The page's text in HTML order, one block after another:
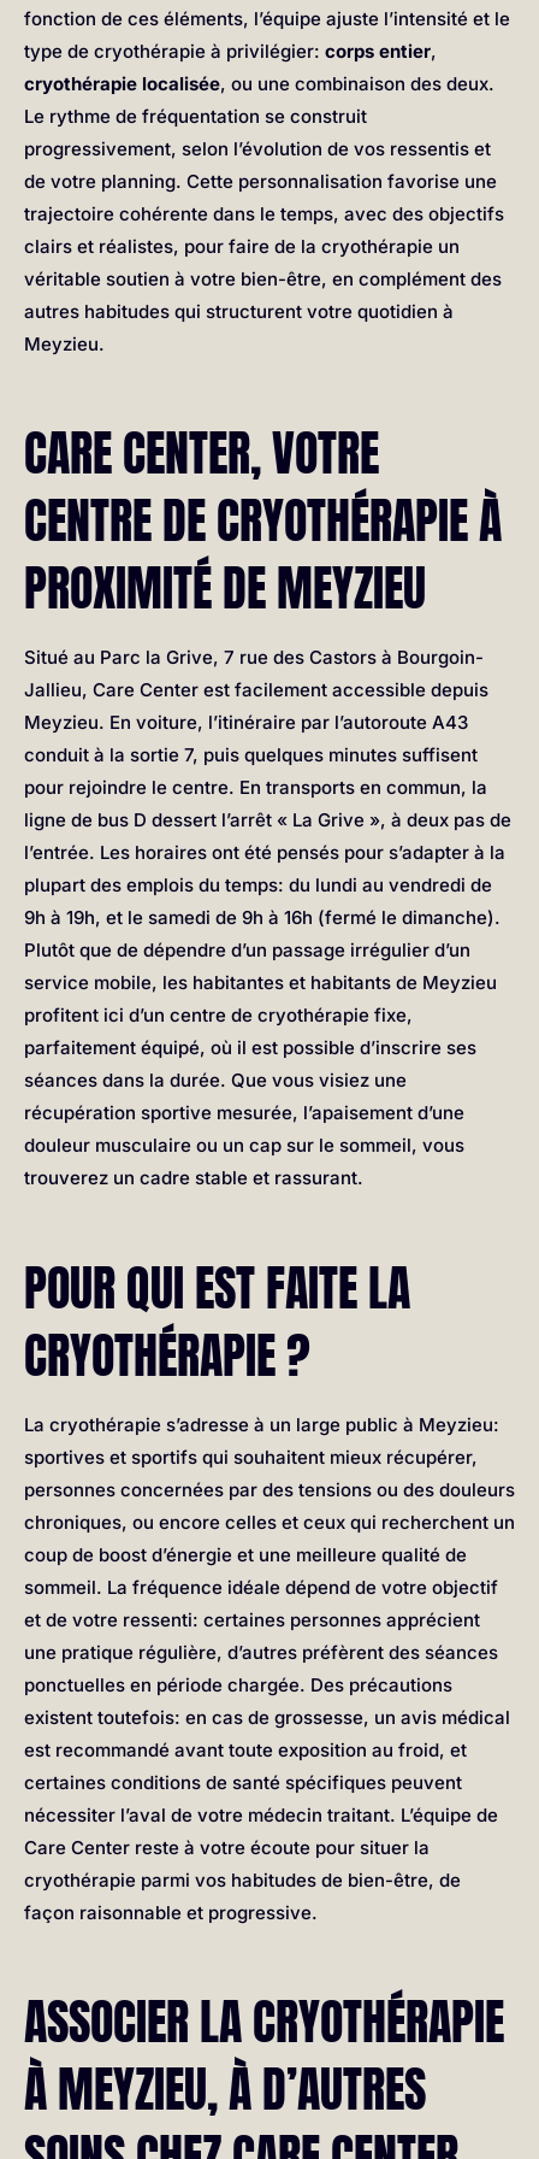
fonction de ces éléments, l’équipe ajuste l’intensité et le
type de cryothérapie à privilégier: corps entier,
cryothérapie localisée, ou une combinaison des deux.
Le rythme de fréquentation se construit
progressivement, selon l’évolution de vos ressentis et
de votre planning. Cette personnalisation favorise une
trajectoire cohérente dans le temps, avec des objectifs
clairs et réalistes, pour faire de la cryothérapie un
véritable soutien à votre bien-être, en complément des
autres habitudes qui structurent votre quotidien à
Meyzieu.
CARE CENTER, VOTRE
CENTRE DE CRYOTHÉRAPIE À
PROXIMITÉ DE MEYZIEU
Situé au Parc la Grive, 7 rue des Castors à Bourgoin-
Jallieu, Care Center est facilement accessible depuis
Meyzieu. En voiture, l’itinéraire par l’autoroute A43
conduit à la sortie 7, puis quelques minutes suffisent
pour rejoindre le centre. En transports en commun, la
ligne de bus D dessert l’arrêt « La Grive », à deux pas de
l’entrée. Les horaires ont été pensés pour s’adapter à la
plupart des emplois du temps: du lundi au vendredi de
9h à 19h, et le samedi de 9h à 16h (fermé le dimanche).
Plutôt que de dépendre d’un passage irrégulier d’un
service mobile, les habitantes et habitants de Meyzieu
profitent ici d’un centre de cryothérapie fixe,
parfaitement équipé, où il est possible d’inscrire ses
séances dans la durée. Que vous visiez une
récupération sportive mesurée, l’apaisement d’une
douleur musculaire ou un cap sur le sommeil, vous
trouverez un cadre stable et rassurant.
POUR QUI EST FAITE LA
CRYOTHÉRAPIE ?
La cryothérapie s’adresse à un large public à Meyzieu:
sportives et sportifs qui souhaitent mieux récupérer,
personnes concernées par des tensions ou des douleurs
chroniques, ou encore celles et ceux qui recherchent un
coup de boost d’énergie et une meilleure qualité de
sommeil. La fréquence idéale dépend de votre objectif
et de votre ressenti: certaines personnes apprécient
une pratique régulière, d’autres préfèrent des séances
ponctuelles en période chargée. Des précautions
existent toutefois: en cas de grossesse, un avis médical
est recommandé avant toute exposition au froid, et
certaines conditions de santé spécifiques peuvent
nécessiter l’aval de votre médecin traitant. L’équipe de
Care Center reste à votre écoute pour situer la
cryothérapie parmi vos habitudes de bien-être, de
façon raisonnable et progressive.
ASSOCIER LA CRYOTHÉRAPIE
À MEYZIEU, À D’AUTRES